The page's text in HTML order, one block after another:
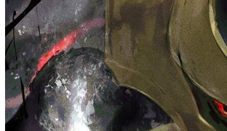
Skip to the beginning of the images gallery